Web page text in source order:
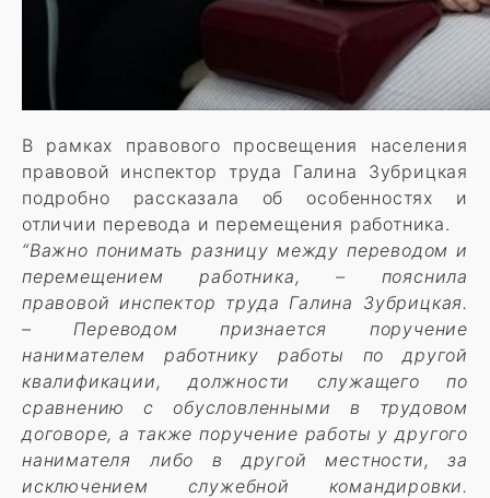
В рамках правового просвещения населения
правовой инспектор труда Галина Зубрицкая
подробно рассказала об особенностях и
отличии перевода и перемещения работника.
“Важно понимать разницу между переводом и
перемещением работника, – пояснила
правовой инспектор труда Галина Зубрицкая.
– Переводом признается поручение
нанимателем работнику работы по другой
квалификации, должности служащего по
сравнению с обусловленными в трудовом
договоре, а также поручение работы у другого
нанимателя либо в другой местности, за
исключением служебной командировки.